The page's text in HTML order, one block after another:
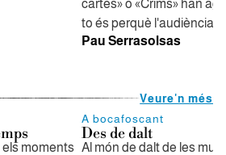
cartes» o «Crims» han
to és perquè l'audiència
Pau Serrasolsas
Veure'n més
els moments
A bocafoscant
Des de dalt
Al món de dalt de les